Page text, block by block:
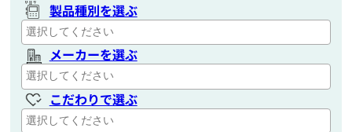
製品種別を選ぶ
メーカーを選ぶ
こだわりで選ぶ